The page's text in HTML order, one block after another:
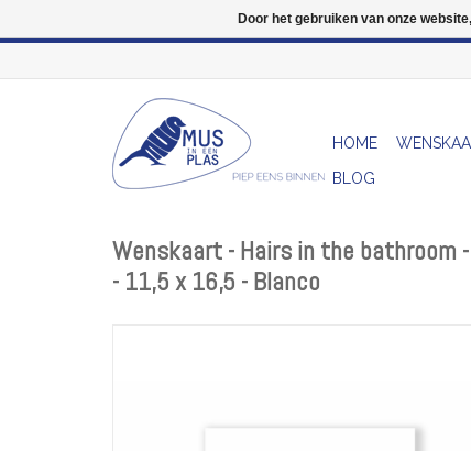
HOME
BLOG
Wenskaart - Hairs in the bathroom
- 11,5 x 16,5 - Blanco
Door het gebruiken van onze